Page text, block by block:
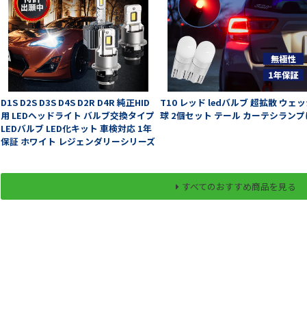
D1S D2S D3S D4S D2R D4R 純正HID
用 LEDヘッドライト バルブ交換タイプ
LEDバルブ LED化キット 車検対応 1年
保証 ホワイト レジェンダリーシリーズ
T10 レッド ledバルブ 超拡散 ウェ
球 2個セット テール カーテシラン
すべてのおすすめ商品を見る